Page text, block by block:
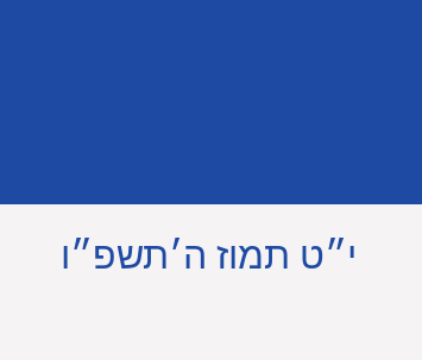
י״ט תמוז ה׳תשפ״ו